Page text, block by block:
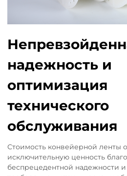
надежность и
оптимизация
технического
обслуживания
Стоимость конвейерной ленты
исключительную ценность
беспрецедентной надежности